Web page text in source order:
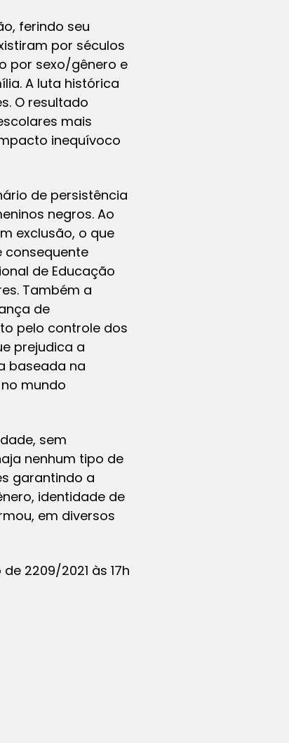
ferindo seu
por séculos
por sexo/gênero e
A luta histórica
O resultado
mais
inequívoco
de persistência
negros. Ao
exclusão, o que
consequente
de Educação
Também a
de
pelo controle dos
prejudica a
baseada na
mundo
sem
nenhum tipo de
garantindo a
identidade de
em diversos
2209/2021 às 17h